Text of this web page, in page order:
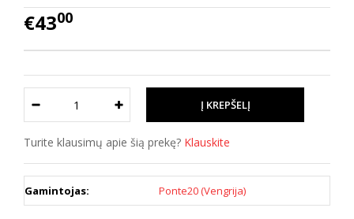
€4300
Turite klausimų apie šią prekę? Klauskite
Gamintojas: Ponte20 (Vengrija)